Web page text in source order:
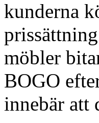
kunderna
möbler
BOGO
innebär att